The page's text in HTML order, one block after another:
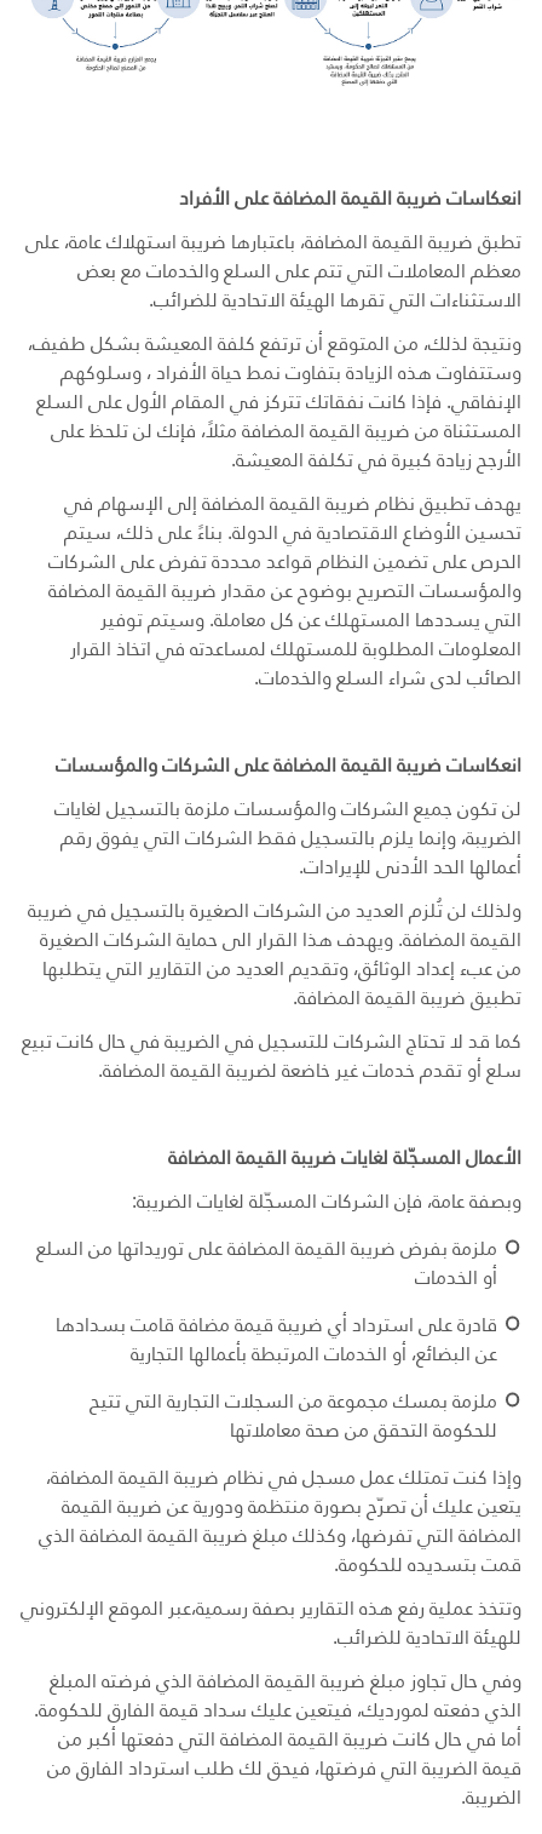
انعكاسات ضريبة القيمة المضافة على الأفراد
تطبق ضريبة القيمة المضافة، باعتبارها ضريبة استهلاك عامة، على
معظم المعاملات التي تتم على السلع والخدمات مع بعض
الاستثناءات التي تقرها الهيئة الاتحادية للضرائب.
ونتيجة لذلك، من المتوقع أن ترتفع كلفة المعيشة بشكل طفيف،
وستتفاوت هذه الزيادة بتفاوت نمط حياة الأفراد ، وسلوكهم
الإنفاقي. فإذا كانت نفقاتك تتركز في المقام الأول على السلع
المستثناة من ضريبة القيمة المضافة مثلاً، فإنك لن تلحظ على
الأرجح زيادة كبيرة في تكلفة المعيشة.
يهدف تطبيق نظام ضريبة القيمة المضافة إلى الإسهام في
تحسين الأوضاع الاقتصادية في الدولة. بناءً على ذلك، سيتم
الحرص على تضمين النظام قواعد محددة تفرض على الشركات
والمؤسسات التصريح بوضوح عن مقدار ضريبة القيمة المضافة
التي يسددها المستهلك عن كل معاملة. وسيتم توفير
المعلومات المطلوبة للمستهلك لمساعدته في اتخاذ القرار
الصائب لدى شراء السلع والخدمات.
انعكاسات ضريبة القيمة المضافة على الشركات والمؤسسات
لن تكون جميع الشركات والمؤسسات ملزمة بالتسجيل لغايات
الضريبة، وإنما يلزم بالتسجيل فقط الشركات التي يفوق رقم
أعمالها الحد الأدنى للإيرادات.
ولذلك لن تُلزم العديد من الشركات الصغيرة بالتسجيل في ضريبة
القيمة المضافة. ويهدف هذا القرار الى حماية الشركات الصغيرة
من عبء إعداد الوثائق، وتقديم العديد من التقارير التي يتطلبها
تطبيق ضريبة القيمة المضافة.
كما قد لا تحتاج الشركات للتسجيل في الضريبة في حال كانت تبيع
سلع أو تقدم خدمات غير خاضعة لضريبة القيمة المضافة.
الأعمال المسجّلة لغايات ضريبة القيمة المضافة
وبصفة عامة، فإن الشركات المسجّلة لغايات الضريبة:
ملزمة بفرض ضريبة القيمة المضافة على توريداتها من السلع
أو الخدمات
قادرة على استرداد أي ضريبة قيمة مضافة قامت بسدادها
عن البضائع، أو الخدمات المرتبطة بأعمالها التجارية
ملزمة بمسك مجموعة من السجلات التجارية التي تتيح
للحكومة التحقق من صحة معاملاتها
وإذا كنت تمتلك عمل مسجل في نظام ضريبة القيمة المضافة،
يتعين عليك أن تصرّح بصورة منتظمة ودورية عن ضريبة القيمة
المضافة التي تفرضها، وكذلك مبلغ ضريبة القيمة المضافة الذي
قمت بتسديده للحكومة.
وتتخذ عملية رفع هذه التقارير بصفة رسمية،عبر الموقع الإلكتروني
للهيئة الاتحادية للضرائب.
وفي حال تجاوز مبلغ ضريبة القيمة المضافة الذي فرضته المبلغ
الذي دفعته لمورديك، فيتعين عليك سداد قيمة الفارق للحكومة.
أما في حال كانت ضريبة القيمة المضافة التي دفعتها أكبر من
قيمة الضريبة التي فرضتها، فيحق لك طلب استرداد الفارق من
الضريبة.